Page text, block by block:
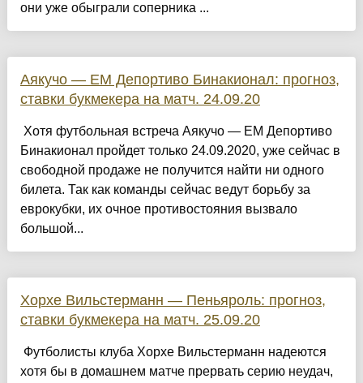
они уже обыграли соперника ...
Аякучо — ЕМ Депортиво Бинакионал: прогноз,
ставки букмекера на матч. 24.09.20
Хотя футбольная встреча Аякучо — ЕМ Депортиво
Бинакионал пройдет только 24.09.2020, уже сейчас в
свободной продаже не получится найти ни одного
билета. Так как команды сейчас ведут борьбу за
еврокубки, их очное противостояния вызвало
большой...
Хорхе Вильстерманн — Пеньяроль: прогноз,
ставки букмекера на матч. 25.09.20
Футболисты клуба Хорхе Вильстерманн надеются
хотя бы в домашнем матче прервать серию неудач,